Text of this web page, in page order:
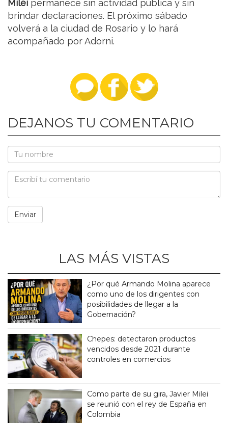
Milei permanece sin actividad pública y sin
brindar declaraciones. El próximo sábado
volverá a la ciudad de Rosario y lo hará
acompañado por Adorni.
DEJANOS TU COMENTARIO
LAS MÁS VISTAS
¿Por qué Armando Molina aparece
como uno de los dirigentes con
posibilidades de llegar a la
Gobernación?
Chepes: detectaron productos
vencidos desde 2021 durante
controles en comercios
Como parte de su gira, Javier Milei
se reunió con el rey de España en
Colombia